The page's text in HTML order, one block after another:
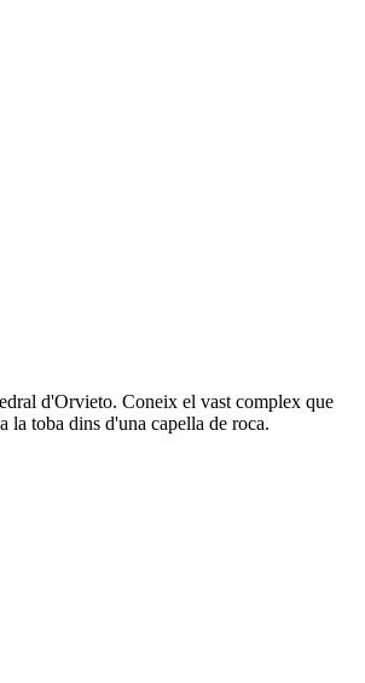
d'Orvieto. Coneix el vast complex que
toba dins d'una capella de roca.